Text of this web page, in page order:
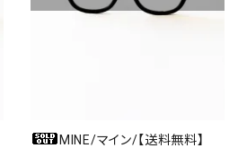
MINE/マイン/【送料無料】